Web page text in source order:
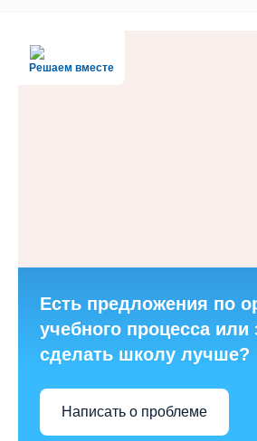
Решаем вместе
Есть предложения по
учебного процесса или
сделать школу лучше?
Написать о проблеме